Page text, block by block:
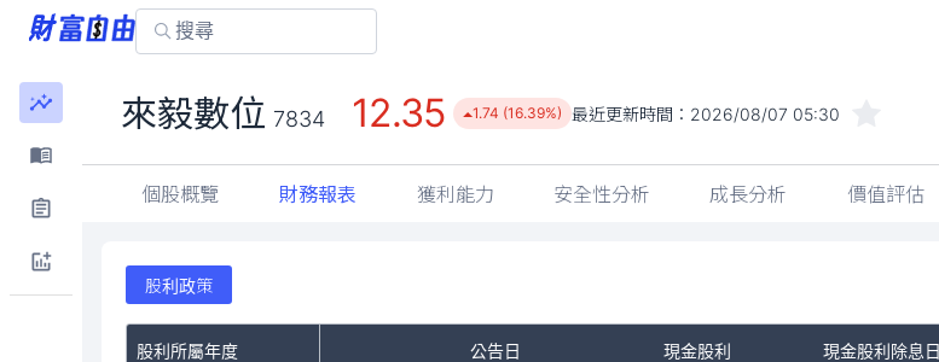
來毅數位 7834 12.35 1.74 (16.39%) 最近更新時間： 2026/08/07 05:30
個股概覽 財務報表 獲利能力 安全性分析 成長分析 價值評估
股利政策
股利所屬年度 公告日 現金股利 現金股利除息日